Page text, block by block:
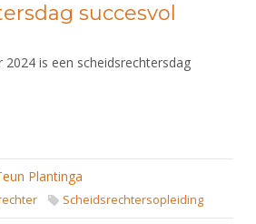
succesvol
is een scheidsrechtersdag
Plantinga
Scheidsrechtersopleiding